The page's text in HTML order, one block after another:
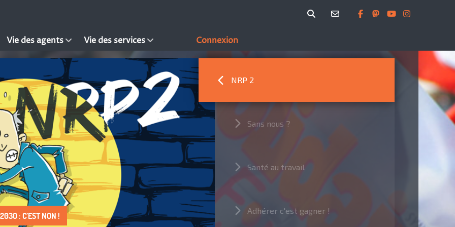
Vie des agents Vie des services Connexion
: C'EST NON !
DROIT À FAIRE VIVRE !
NRP 2
Sans nous ?
Santé au travail
Adhérer c'est gagner !